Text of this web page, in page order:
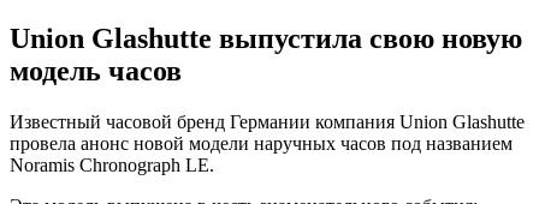
Union Glashutte выпустила свою новую
модель часов
Известный часовой бренд Германии компания Union Glashutte
провела анонс новой модели наручных часов под названием
Noramis Chronograph LE.